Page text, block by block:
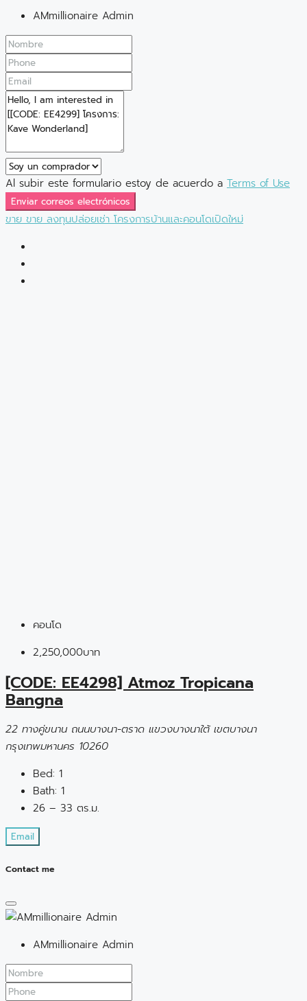
AMmillionaire Admin
Al subir este formulario estoy de acuerdo a Terms of Use
Enviar correos electrónicos
ขาย ขาย ลงทุนปล่อยเช่า โครงการบ้านและคอนโดเปิดใหม่
คอนโด
2,250,000บาท
[CODE: EE4298] Atmoz Tropicana
Bangna
22 ทางคู่ขนาน ถนนบางนา-ตราด แขวงบางนาใต้ เขตบางนา
กรุงเทพมหานคร 10260
Bed: 1
Bath: 1
26 – 33 ตร.ม.
Email
Contact me
AMmillionaire Admin